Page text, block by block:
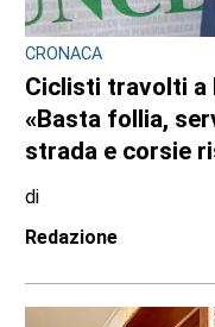
CRONACA
Ciclisti travolti a
«Basta follia,
strada e corsie
Redazione